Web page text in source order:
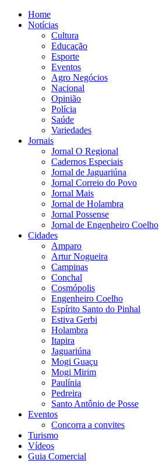
Home
Notícias
Cultura
Educação
Esporte
Eventos
Agro Negócios
Nacional
Opinião
Polícia
Saúde
Variedades
Jornais
Jornal O Regional
Cadernos Especiais
Jornal de Jaguariúna
Jornal Correio do Povo
Jornal Mais
Jornal de Holambra
Jornal Possense
Jornal de Engenheiro Coelho
Cidades
Amparo
Artur Nogueira
Campinas
Conchal
Cosmópolis
Engenheiro Coelho
Espírito Santo do Pinhal
Estiva Gerbi
Holambra
Itapira
Jaguariúna
Mogi Guaçu
Mogi Mirim
Paulínia
Pedreira
Santo Antônio de Posse
Eventos
Concorra a convites
Turismo
Vídeos
Guia Comercial